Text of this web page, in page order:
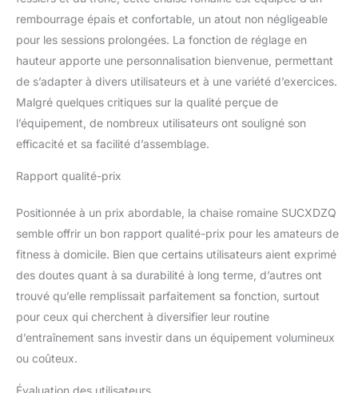
domicile. Celui-ci peut
parfaitement répondre à
vos besoins
d'entraînement. Il peut
renforcer les muscles du
muscles centraux et
exercer les muscles des
hanches et des jambes.
bras Matériaux stables et
de haute qualité : le banc
d'hyperextension est
fabriqué en acier au
carbone haute résistance
avec un revêtement anti-
abrasif sur la surface.
de pied pour vous
rembourrage épais et confortable, un atout non négligeable
pour les sessions prolongées. La fonction de réglage en
hauteur apporte une personnalisation bienvenue, permettant
de s’adapter à divers utilisateurs et à une variété d’exercices.
Malgré quelques critiques sur la qualité perçue de
l’équipement, de nombreux utilisateurs ont souligné son
efficacité et sa facilité d’assemblage.
Rapport qualité-prix
Positionnée à un prix abordable, la chaise romaine SUCXDZQ
semble offrir un bon rapport qualité-prix pour les amateurs de
fitness à domicile. Bien que certains utilisateurs aient exprimé
des doutes quant à sa durabilité à long terme, d’autres ont
trouvé qu’elle remplissait parfaitement sa fonction, surtout
pour ceux qui cherchent à diversifier leur routine
d’entraînement sans investir dans un équipement volumineux
ou coûteux.